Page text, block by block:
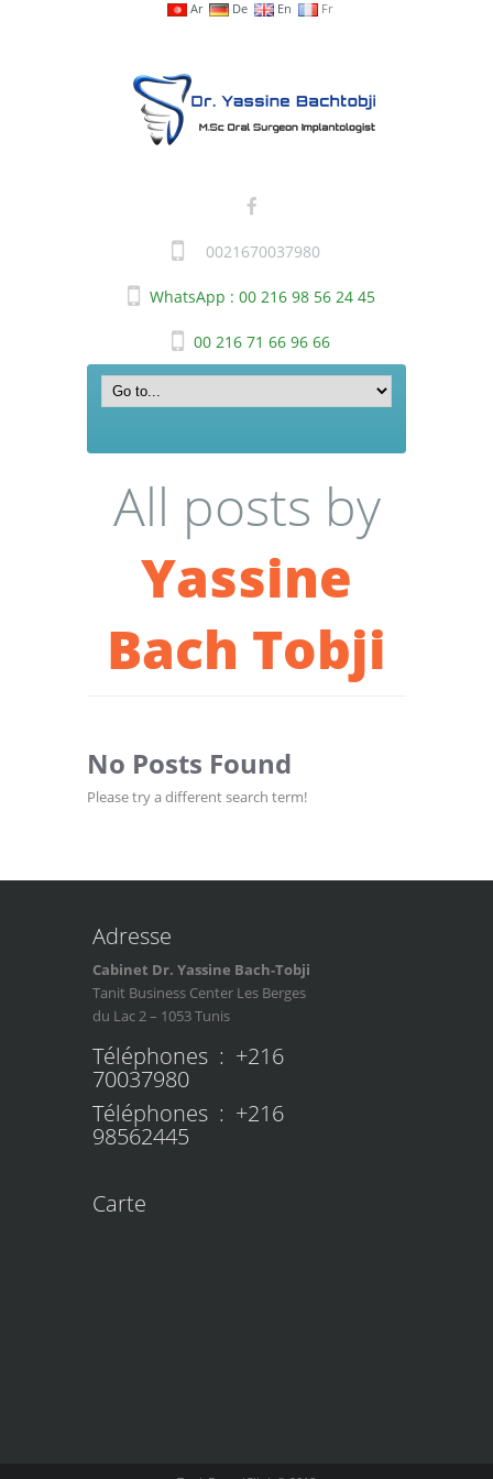
Ar De En Fr
0021670037980
WhatsApp : 00 216 98 56 24 45
00 216 71 66 96 66
All posts by
Yassine
Bach Tobji
No Posts Found
Please try a different search term!
Adresse
Cabinet Dr. Yassine Bach-Tobji
Tanit Business Center Les Berges
du Lac 2 – 1053 Tunis
Téléphones : +216
70037980
Téléphones : +216
98562445
Carte